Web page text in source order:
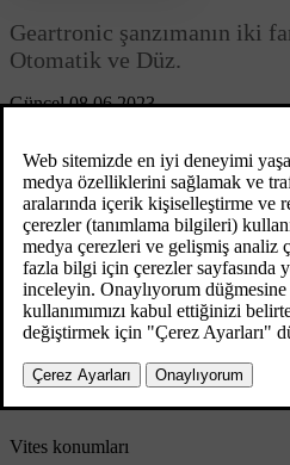
Güncel 08.06.2023
Geartronic şanzımanın iki
Otomatik ve Düz.
D: Otomatik vites konumları.
S: Spor modu*.
Kombine gösterge paneli, aşağıdaki
Vites konumları